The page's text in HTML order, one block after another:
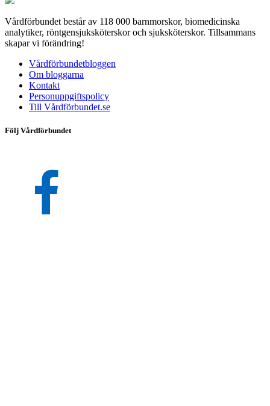
Vårdförbundet består av 118 000 barnmorskor, biomedicinska
analytiker, röntgensjuksköterskor och sjuksköterskor. Tillsammans
skapar vi förändring!
Vårdförbundetbloggen
Om bloggarna
Kontakt
Personuppgiftspolicy
Till Vårdförbundet.se
Följ Vårdförbundet